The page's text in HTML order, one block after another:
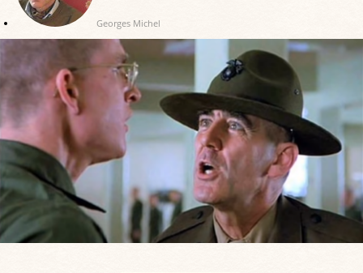
Georges Michel